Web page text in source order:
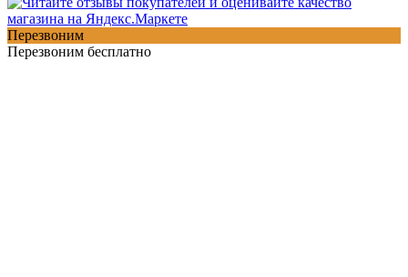
Перезвоним
Перезвоним бесплатно